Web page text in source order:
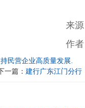
来
作
民营企业高质量发展.
一篇： 建行广东江门分行